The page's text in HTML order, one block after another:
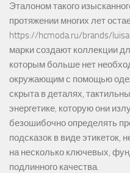
Эталоном такого
протяжении многих лет
https://hcmoda.ru/brands/
марки создают коллекции
которым больше нет
окружающим с помощью
скрыта в деталях,
энергетике, которую они
безошибочно определять
подсказок в виде этикеток,
на несколько ключевых,
подлинного качества.